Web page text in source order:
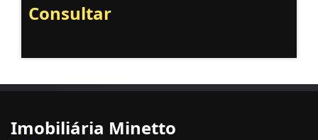
Consultar
Imobiliária Minetto